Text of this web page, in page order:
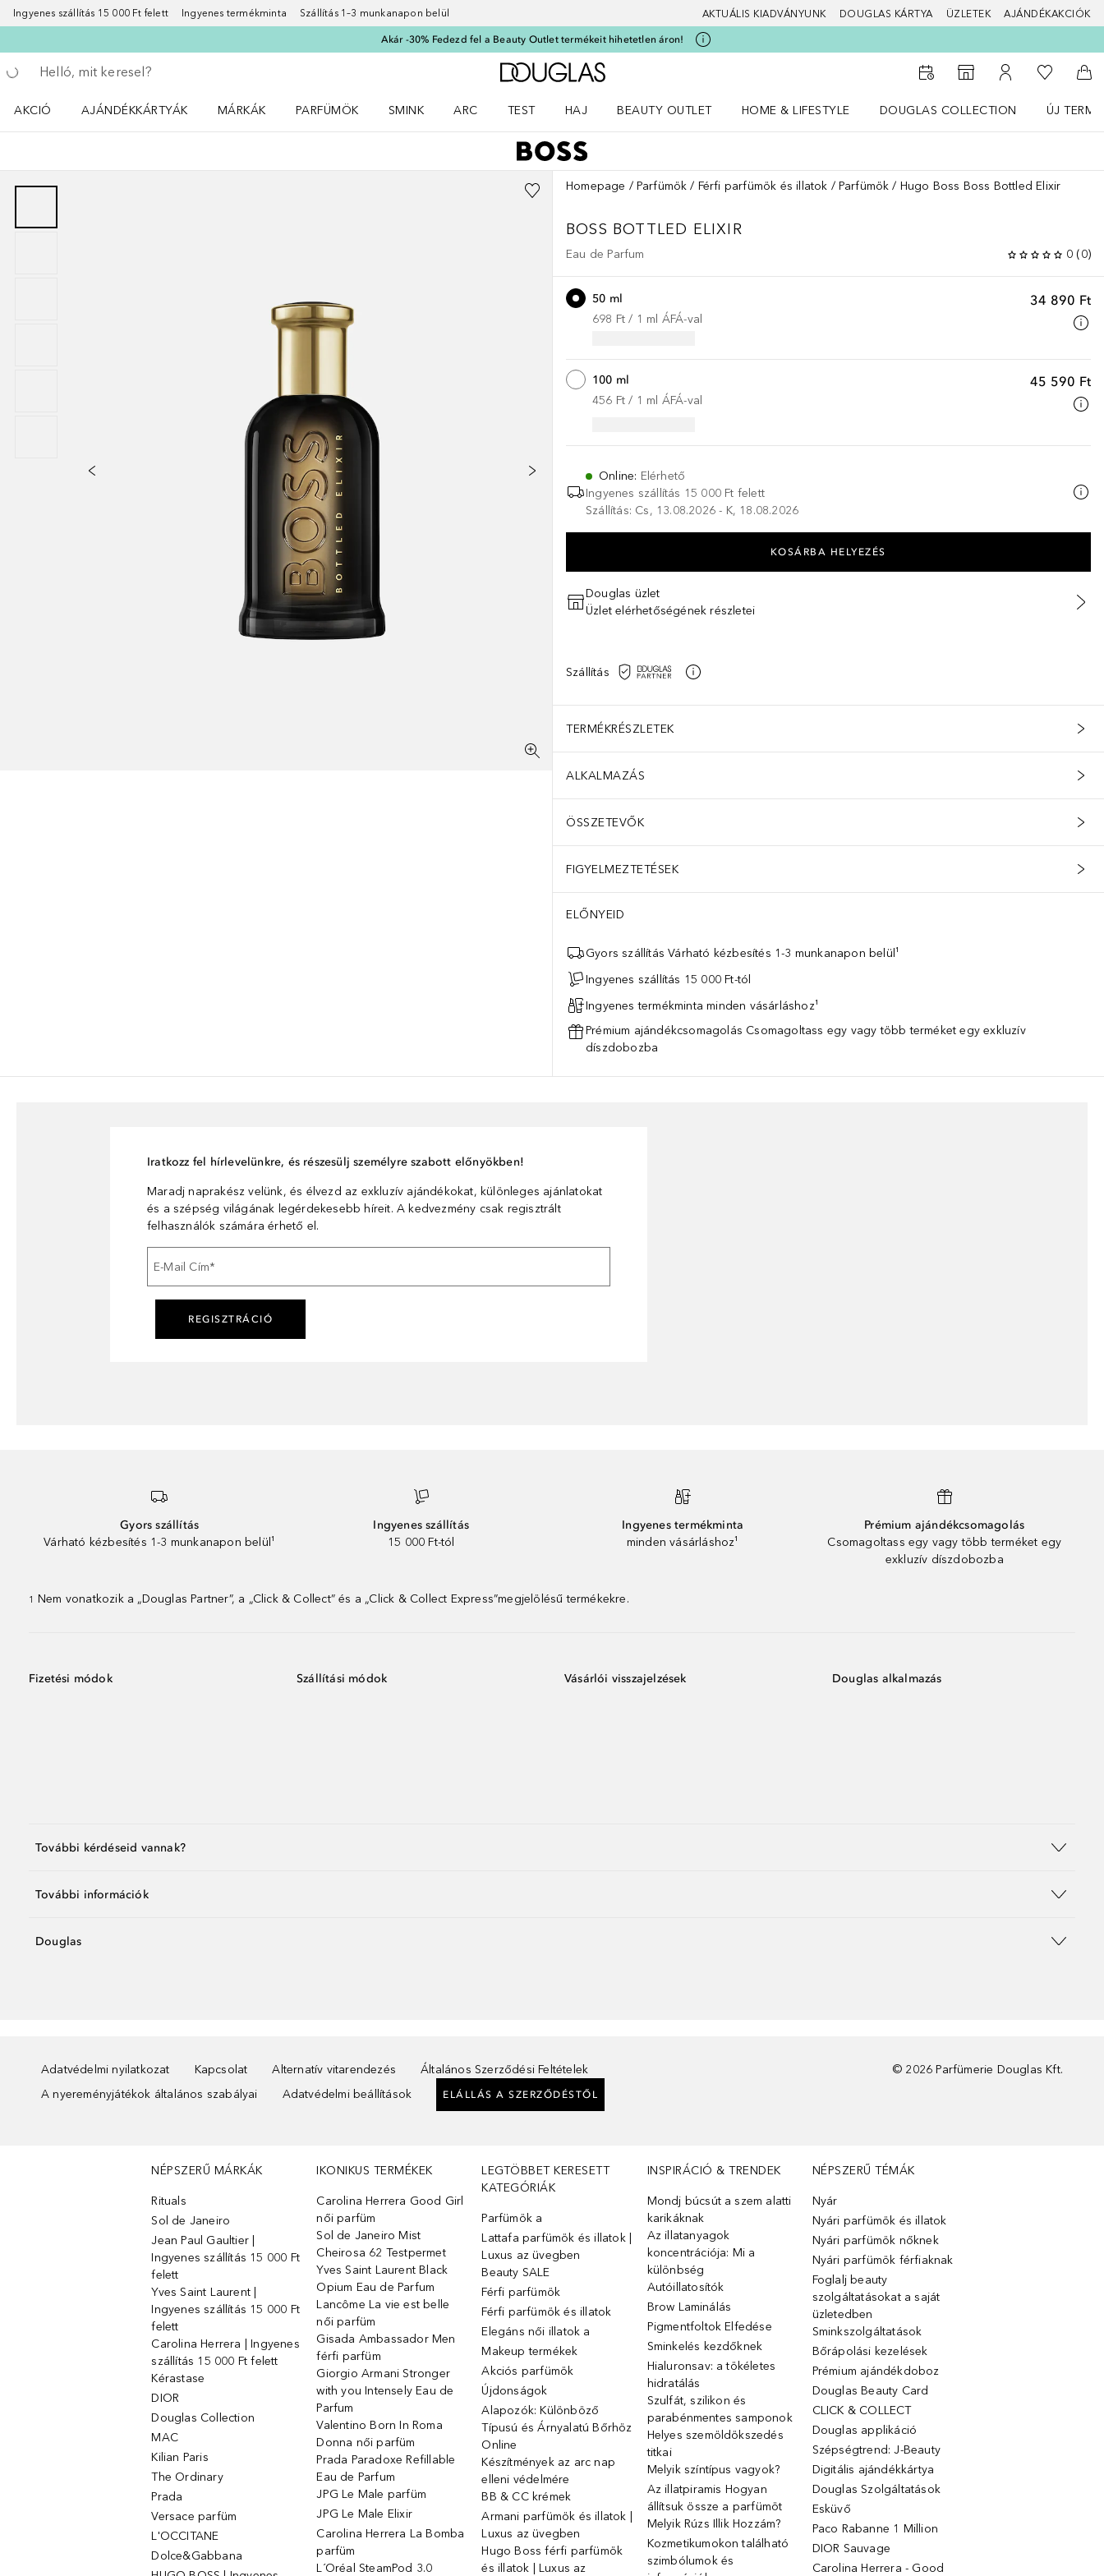
Ingyenes szállítás 15 000 Ft felett Ingyenes termékminta Szállítás 1–3 munkanapon belül AKTUÁLIS KIADVÁNYUNK DOUGLAS KÁRTYA ÜZLETEK AJÁNDÉKAKCIÓK
Akár -30% Fedezd fel a Beauty Outlet termékeit hihetetlen áron!
Menj vissza
Keresés végrehajtása
A Douglas Főoldalra
Az üzletkeresőhöz
A fiókomhoz
A
AKCIÓ
AJÁNDÉKKÁRTYÁK
MÁRKÁK
PARFÜMÖK
SMINK
ARC
TEST
HAJ
BEAUTY OUTLET
HOME & LIFESTYLE
DOUGLAS COLLECTION
ÚJ
Homepage Parfümök Férfi parfümök és illatok Parfümök Hugo Boss Boss Bottled Elixir
BOSS BOTTLED ELIXIR
Eau de Parfum 0 (0)
34 890 Ft
50 ml
698 Ft / 1 ml ÁFÁ-val
45 590 Ft
100 ml
456 Ft / 1 ml ÁFÁ-val
Online: Elérhető
Ingyenes szállítás 15 000 Ft felett
Szállítás: Cs, 13.08.2026 - K, 18.08.2026
KOSÁRBA HELYEZÉS
Douglas üzlet
Üzlet elérhetőségének részletei
Szállítás
TERMÉKRÉSZLETEK
ALKALMAZÁS
ÖSSZETEVŐK
FIGYELMEZTETÉSEK
ELŐNYEID
Gyors szállítás Várható kézbesítés 1-3 munkanapon belül¹
Ingyenes szállítás 15 000 Ft-tól
Ingyenes termékminta minden vásárláshoz¹
Prémium ajándékcsomagolás Csomagoltass egy vagy több terméket egy exkluzív
díszdobozba
Iratkozz fel hírlevelünkre, és részesülj személyre szabott előnyökben!
Maradj naprakész velünk, és élvezd az exkluzív ajándékokat, különleges ajánlatokat
és a szépség világának legérdekesebb híreit. A kedvezmény csak regisztrált
felhasználók számára érhető el.
E-Mail Cím*
REGISZTRÁCIÓ
Gyors szállítás
Várható kézbesítés 1-3 munkanapon belül¹
Ingyenes szállítás
15 000 Ft-tól
Ingyenes termékminta
minden vásárláshoz¹
Prémium ajándékcsomagolás
Csomagoltass egy vagy több terméket egy
exkluzív díszdobozba
1 Nem vonatkozik a „Douglas Partner”, a „Click & Collect” és a „Click & Collect Express”megjelölésű termékekre.
Fizetési módok Szállítási módok Vásárlói visszajelzések Douglas alkalmazás
További kérdéseid vannak?
További információk
Douglas
Adatvédelmi nyilatkozat Kapcsolat Alternatív vitarendezés
Általános Szerződési Feltételek
A nyereményjátékok általános szabályai
Adatvédelmi beállítások ELÁLLÁS A SZERZŐDÉSTŐL
© 2026 Parfümerie Douglas Kft.
NÉPSZERŰ MÁRKÁK
Rituals
Sol de Janeiro
Jean Paul Gaultier |
Ingyenes szállítás 15 000 Ft
felett
Yves Saint Laurent |
Ingyenes szállítás 15 000 Ft
felett
Carolina Herrera | Ingyenes
szállítás 15 000 Ft felett
Kérastase
DIOR
Douglas Collection
MAC
Kilian Paris
The Ordinary
Prada
Versace parfüm
L'OCCITANE
Dolce&Gabbana
IKONIKUS TERMÉKEK
Carolina Herrera Good Girl
női parfüm
Sol de Janeiro Mist
Cheirosa 62 Testpermet
Yves Saint Laurent Black
Opium Eau de Parfum
Lancôme La vie est belle
női parfüm
Gisada Ambassador Men
férfi parfüm
Giorgio Armani Stronger
with you Intensely Eau de
Parfum
Valentino Born In Roma
Donna női parfüm
Prada Paradoxe Refillable
Eau de Parfum
JPG Le Male parfüm
JPG Le Male Elixir
Carolina Herrera La Bomba
parfüm
L´Oréal SteamPod 3.0
LEGTÖBBET KERESETT
KATEGÓRIÁK
Parfümök ️a
Lattafa parfümök és illatok |
Luxus az üvegben
Beauty SALE
Férfi parfümök
Férfi parfümök és illatok
Elegáns női illatok ️a
Makeup termékek
Akciós parfümök
Újdonságok
Alapozók: Különböző
Típusú és Árnyalatú Bőrhöz
Online
Készítmények az arc nap
elleni védelmére
BB & CC krémek
Armani parfümök és illatok |
Luxus az üvegben
Hugo Boss férfi parfümök
és illatok | Luxus az
INSPIRÁCIÓ & TRENDEK
Mondj búcsút a szem alatti
karikáknak
Az illatanyagok
koncentrációja: Mi a
különbség
Autóillatosítók
Brow Laminálás
Pigmentfoltok Elfedése
Sminkelés kezdőknek
Hialuronsav: a tökéletes
hidratálás
Szulfát, szilikon és
parabénmentes samponok
Helyes szemöldökszedés
titkai
Melyik színtípus vagyok?
Az illatpiramis Hogyan
állítsuk össze a parfümöt
Melyik Rúzs Illik Hozzám?
Kozmetikumokon található
szimbólumok és
NÉPSZERŰ TÉMÁK
Nyár
Nyári parfümök és illatok
Nyári parfümök nőknek
Nyári parfümök férfiaknak
Foglalj beauty
szolgáltatásokat a saját
üzletedben
Sminkszolgáltatások
Bőrápolási kezelések
Prémium ajándékdoboz
Douglas Beauty Card
CLICK & COLLECT
Douglas applikáció
Szépségtrend: J-Beauty
Digitális ajándékkártya
Douglas Szolgáltatások
Esküvő
Paco Rabanne 1 Million
DIOR Sauvage
Carolina Herrera - Good